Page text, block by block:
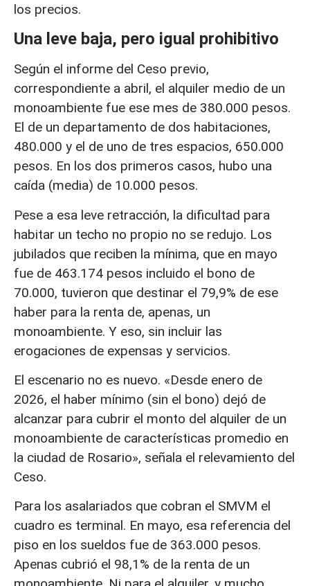
los precios.
Una leve baja, pero igual prohibitivo
Según el informe del Ceso previo,
correspondiente a abril, el alquiler medio de un
monoambiente fue ese mes de 380.000 pesos.
El de un departamento de dos habitaciones,
480.000 y el de uno de tres espacios, 650.000
pesos. En los dos primeros casos, hubo una
caída (media) de 10.000 pesos.
Pese a esa leve retracción, la dificultad para
habitar un techo no propio no se redujo. Los
jubilados que reciben la mínima, que en mayo
fue de 463.174 pesos incluido el bono de
70.000, tuvieron que destinar el 79,9% de ese
haber para la renta de, apenas, un
monoambiente. Y eso, sin incluir las
erogaciones de expensas y servicios.
El escenario no es nuevo. «Desde enero de
2026, el haber mínimo (sin el bono) dejó de
alcanzar para cubrir el monto del alquiler de un
monoambiente de características promedio en
la ciudad de Rosario», señala el relevamiento del
Ceso.
Para los asalariados que cobran el SMVM el
cuadro es terminal. En mayo, esa referencia del
piso en los sueldos fue de 363.000 pesos.
Apenas cubrió el 98,1% de la renta de un